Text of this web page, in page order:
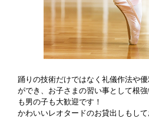
踊りの技術だけではなく礼儀作法や
ができ、お子さまの習い事として根
も男の子も大歓迎です！
かわいいレオタードのお貸出しもし